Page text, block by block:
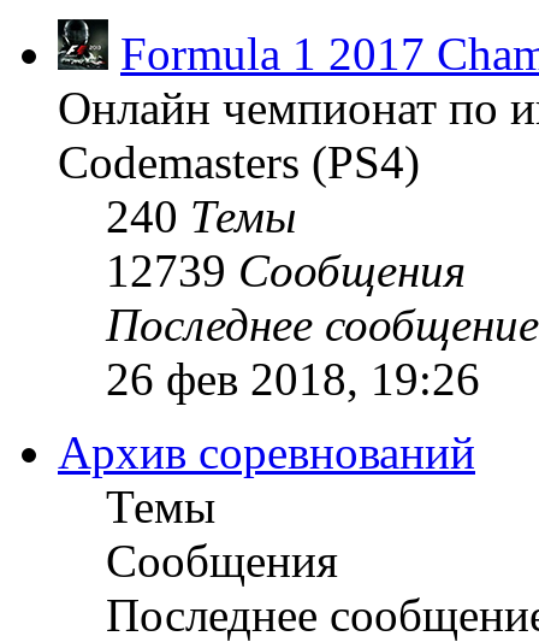
Formula 1 2017
Онлайн чемпионат по
Codemasters (PS4)
240 Темы
12739 Сообщения
Последнее сообщение
26 фев 2018, 19:26
Архив соревнований
Темы
Сообщения
Последнее